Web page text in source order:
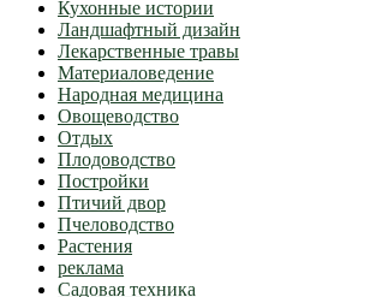
Кухонные истории
Ландшафтный дизайн
Лекарственные травы
Материаловедение
Народная медицина
Овощеводство
Отдых
Плодоводство
Постройки
Птичий двор
Пчеловодство
Растения
реклама
Садовая техника